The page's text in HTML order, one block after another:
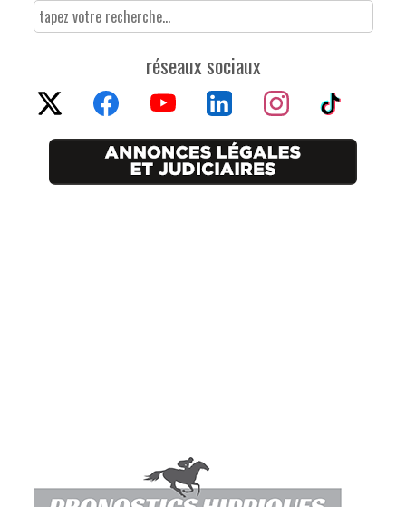
réseaux sociaux